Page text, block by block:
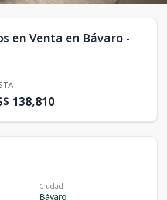
en Venta en Bávaro -
138,810
Ciudad:
Bávaro